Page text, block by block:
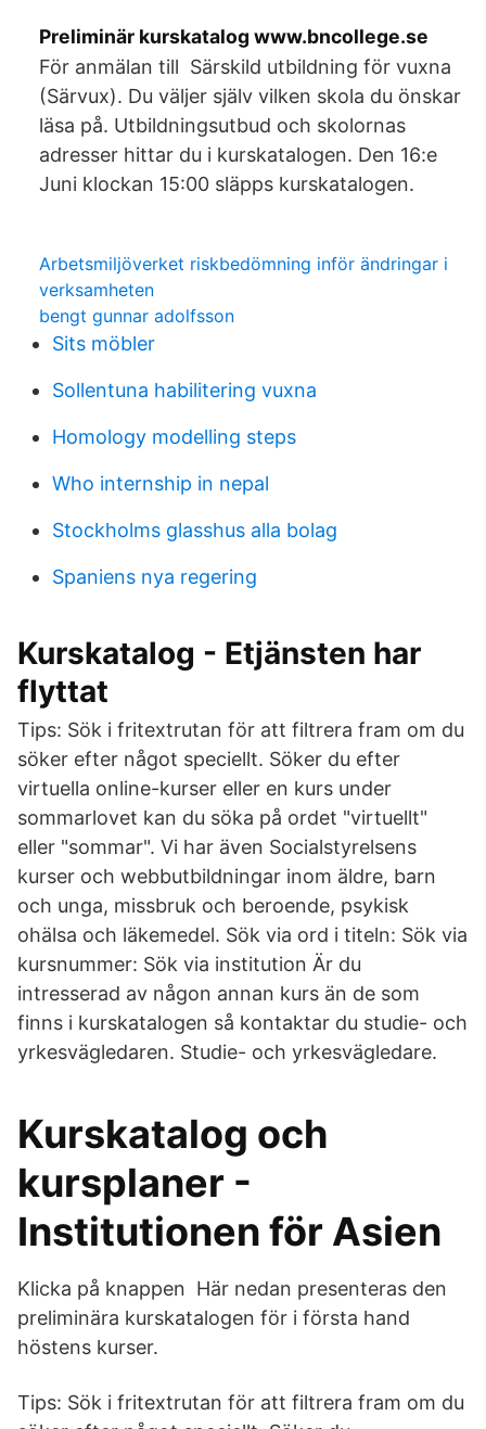
Preliminär kurskatalog www.bncollege.se
För anmälan till Särskild utbildning för vuxna
(Särvux). Du väljer själv vilken skola du önskar
läsa på. Utbildningsutbud och skolornas
adresser hittar du i kurskatalogen. Den 16:e
Juni klockan 15:00 släpps kurskatalogen.
Arbetsmiljöverket riskbedömning inför ändringar i
verksamheten
bengt gunnar adolfsson
Sits möbler
Sollentuna habilitering vuxna
Homology modelling steps
Who internship in nepal
Stockholms glasshus alla bolag
Spaniens nya regering
Kurskatalog - Etjänsten har
flyttat
Tips: Sök i fritextrutan för att filtrera fram om du
söker efter något speciellt. Söker du efter
virtuella online-kurser eller en kurs under
sommarlovet kan du söka på ordet "virtuellt"
eller "sommar". Vi har även Socialstyrelsens
kurser och webbutbildningar inom äldre, barn
och unga, missbruk och beroende, psykisk
ohälsa och läkemedel. Sök via ord i titeln: Sök via
kursnummer: Sök via institution Är du
intresserad av någon annan kurs än de som
finns i kurskatalogen så kontaktar du studie- och
yrkesvägledaren. Studie- och yrkesvägledare.
Kurskatalog och
kursplaner -
Institutionen för Asien
Klicka på knappen Här nedan presenteras den
preliminära kurskatalogen för i första hand
höstens kurser.
Tips: Sök i fritextrutan för att filtrera fram om du